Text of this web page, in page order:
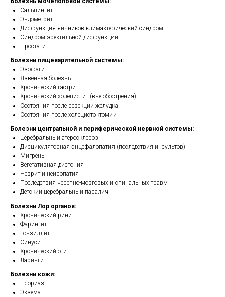
Сальпингит
Эндометрит
Дисфункция яичников климактерический синдром
Синдром эректильной дисфункции
Простатит
Болезни пищеварительной системы:
Эзофагит
Язвенная болезнь
Хронический гастрит
Хронический холецистит (вне обострения)
Состояния после резекции желудка
Состояния после холецистэктомии
Болезни центральной и периферической нервной системы:
Церебральный атеросклероз
Дисцикуляторная энцефалопатия (последствия инсультов)
Мигрень
Вегетативная дистония
Неврит и нейропатия
Последствия черепно-мозговых и спинальных травм
Детский церебральный паралич
Болезни Лор органов:
Хронический ринит
Фарингит
Тонзиллит
Синусит
Хронический отит
Ларингит
Болезни кожи:
Псориаз
Экзема